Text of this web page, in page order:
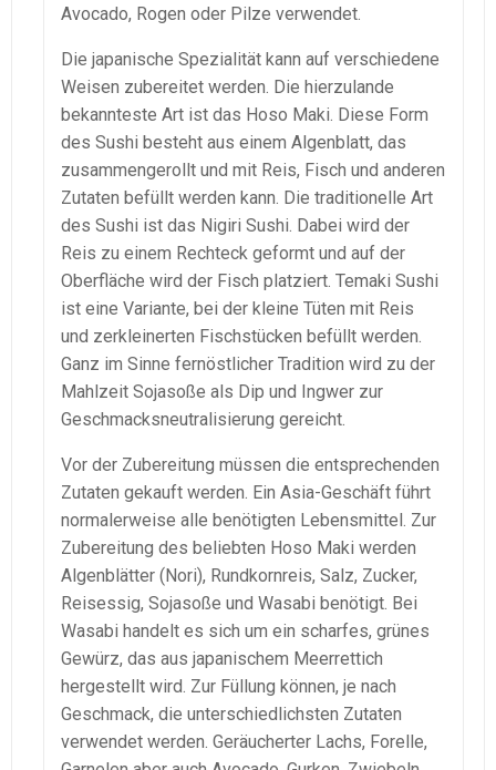
Avocado, Rogen oder Pilze verwendet.
Die japanische Spezialität kann auf verschiedene
Weisen zubereitet werden. Die hierzulande
bekannteste Art ist das Hoso Maki. Diese Form
des Sushi besteht aus einem Algenblatt, das
zusammengerollt und mit Reis, Fisch und anderen
Zutaten befüllt werden kann. Die traditionelle Art
des Sushi ist das Nigiri Sushi. Dabei wird der
Reis zu einem Rechteck geformt und auf der
Oberfläche wird der Fisch platziert. Temaki Sushi
ist eine Variante, bei der kleine Tüten mit Reis
und zerkleinerten Fischstücken befüllt werden.
Ganz im Sinne fernöstlicher Tradition wird zu der
Mahlzeit Sojasoße als Dip und Ingwer zur
Geschmacksneutralisierung gereicht.
Vor der Zubereitung müssen die entsprechenden
Zutaten gekauft werden. Ein Asia-Geschäft führt
normalerweise alle benötigten Lebensmittel. Zur
Zubereitung des beliebten Hoso Maki werden
Algenblätter (Nori), Rundkornreis, Salz, Zucker,
Reisessig, Sojasoße und Wasabi benötigt. Bei
Wasabi handelt es sich um ein scharfes, grünes
Gewürz, das aus japanischem Meerrettich
hergestellt wird. Zur Füllung können, je nach
Geschmack, die unterschiedlichsten Zutaten
verwendet werden. Geräucherter Lachs, Forelle,